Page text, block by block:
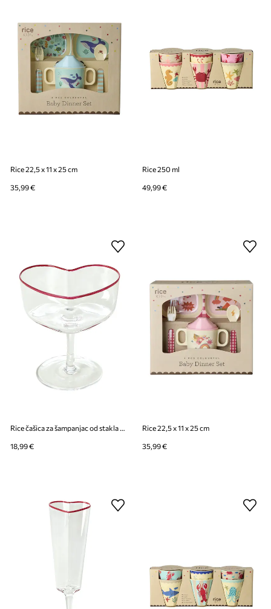
Rice 22,5 x 11 x 25 cm
35,99 €
Rice 250 ml
49,99 €
Rice čašica za šampanjac od stakla 200 ml
18,99 €
Rice 22,5 x 11 x 25 cm
35,99 €